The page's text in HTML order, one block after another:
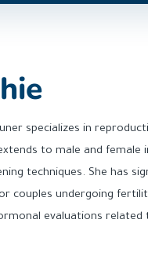
specializes in
to male and
techniques. She has
couples undergoing
evaluations